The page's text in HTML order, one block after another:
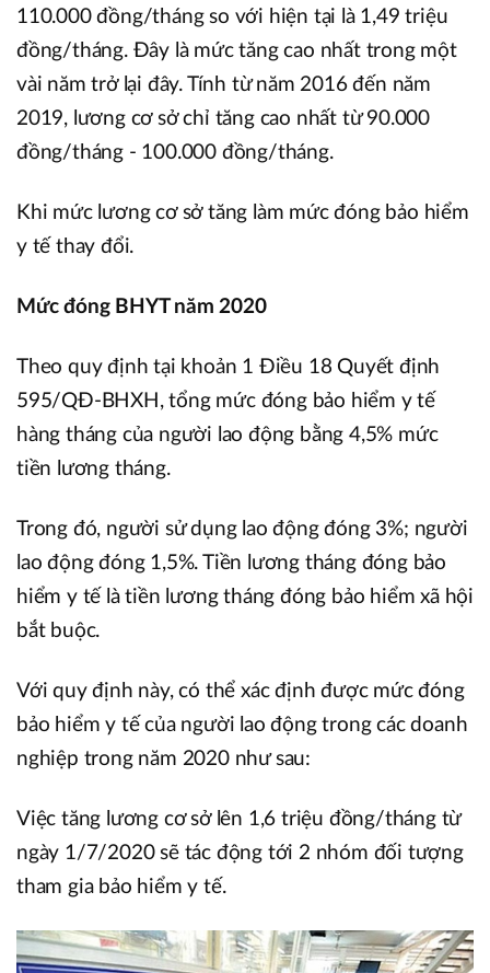
110.000 đồng/tháng so với hiện tại là 1,49 triệu
đồng/tháng. Đây là mức tăng cao nhất trong một
vài năm trở lại đây. Tính từ năm 2016 đến năm
2019, lương cơ sở chỉ tăng cao nhất từ 90.000
đồng/tháng - 100.000 đồng/tháng.
Khi mức lương cơ sở tăng làm mức đóng bảo hiểm
y tế thay đổi.
Mức đóng BHYT năm 2020
Theo quy định tại khoản 1 Điều 18 Quyết định
595/QĐ-BHXH, tổng mức đóng bảo hiểm y tế
hàng tháng của người lao động bằng 4,5% mức
tiền lương tháng.
Trong đó, người sử dụng lao động đóng 3%; người
lao động đóng 1,5%. Tiền lương tháng đóng bảo
hiểm y tế là tiền lương tháng đóng bảo hiểm xã hội
bắt buộc.
Với quy định này, có thể xác định được mức đóng
bảo hiểm y tế của người lao động trong các doanh
nghiệp trong năm 2020 như sau:
Việc tăng lương cơ sở lên 1,6 triệu đồng/tháng từ
ngày 1/7/2020 sẽ tác động tới 2 nhóm đối tượng
tham gia bảo hiểm y tế.